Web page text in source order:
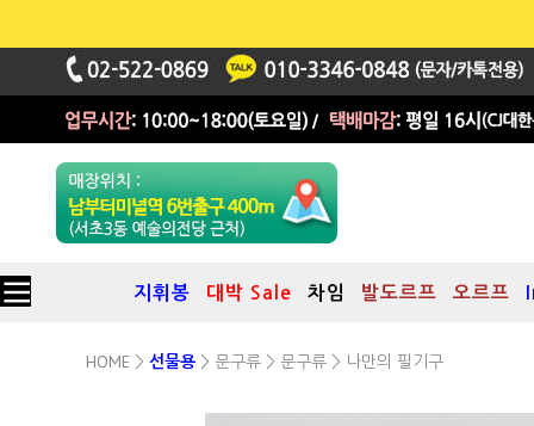
지휘봉 대박 Sale 차임 발도르프 오르프
HOME > 선물용 > 문구류 > 문구류 > 나만의 필기구
수제로 만든 우드만년필(24K 도금)